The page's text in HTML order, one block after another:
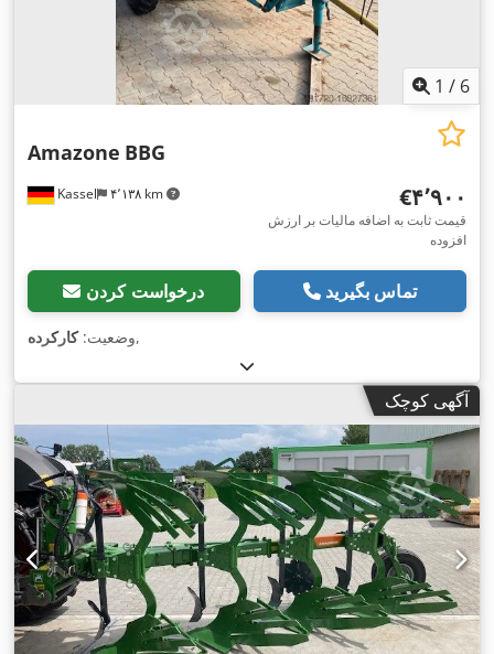
1 / 6
Kassel ۴٬۱۳۸ km
Amazone BBG
‎€۴٬۹۰۰
قیمت ثابت به اضافه مالیات بر ارزش
افزوده
درخواست کردن تماس بگیرید
وضعیت:کارکرده ,
آگهی کوچک